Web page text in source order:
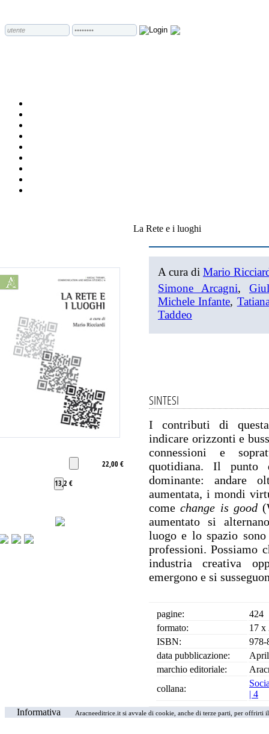
La Rete e i luoghi
22,00 €
13,2 €
A cura di Mario
Simone Arcagni,
Michele Infante,
Taddeo
SINTESI
I contributi di
indicare orizzonti e
connessioni e
quotidiana. Il punto
dominante: andare
aumentata, i mondi
comechange is good
aumentato si
luogo e lo spazio
professioni. Possiamo
industria creativa
emergono e si
pagine:
424
formato:
17 x
ISBN:
978-
data pubblicazione:
marchio editoriale:
collana:
| 4
Informativa
Aracneeditrice.it si avvale di cookie, anche di terze parti, per